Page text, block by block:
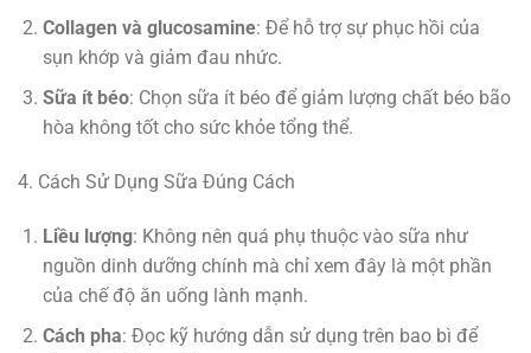
Collagen và glucosamine: Để hỗ trợ sự phục hồi của
sụn khớp và giảm đau nhức.
Sữa ít béo: Chọn sữa ít béo để giảm lượng chất béo bão
hòa không tốt cho sức khỏe tổng thể.
4. Cách Sử Dụng Sữa Đúng Cách
Liều lượng: Không nên quá phụ thuộc vào sữa như
nguồn dinh dưỡng chính mà chỉ xem đây là một phần
của chế độ ăn uống lành mạnh.
Cách pha: Đọc kỹ hướng dẫn sử dụng trên bao bì để